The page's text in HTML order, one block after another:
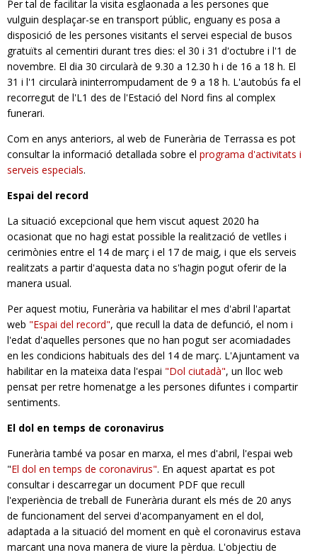
Per tal de facilitar la visita esglaonada a les persones que
vulguin desplaçar-se en transport públic, enguany es posa a
disposició de les persones visitants el servei especial de busos
gratuïts al cementiri durant tres dies: el 30 i 31 d'octubre i l'1 de
novembre. El dia 30 circularà de 9.30 a 12.30 h i de 16 a 18 h. El
31 i l'1 circularà ininterrompudament de 9 a 18 h. L'autobús fa el
recorregut de l'L1 des de l'Estació del Nord fins al complex
funerari.
Com en anys anteriors, al web de Funerària de Terrassa es pot
consultar la informació detallada sobre el programa d'activitats i
serveis especials.
Espai del record
La situació excepcional que hem viscut aquest 2020 ha
ocasionat que no hagi estat possible la realització de vetlles i
cerimònies entre el 14 de març i el 17 de maig, i que els serveis
realit­zats a partir d'aquesta data no s'hagin pogut oferir de la
manera usual.
Per aquest motiu, Funerària va habilitar el mes d'abril l'apartat
web "Espai del record", que recull la data de defunció, el nom i
l'edat d'aquelles persones que no han pogut ser acomiadades
en les condicions habituals des del 14 de març. L'Ajuntament va
habilitar en la mateixa data l'espai "Dol ciutadà", un lloc web
pensat per retre homenatge a les perso­nes difuntes i compartir
sentiments.
El dol en temps de coronavirus
Funerària també va posar en marxa, el mes d'abril, l'espai web
"El dol en temps de coronavirus". En aquest apartat es pot
consultar i descarregar un document PDF que recull
l'experiència de treball de Funerària durant els més de 20 anys
de funcionament del ser­vei d'acompanyament en el dol,
adaptada a la situació del moment en què el coronavirus estava
marcant una nova manera de viure la pèrdua. L'objectiu de